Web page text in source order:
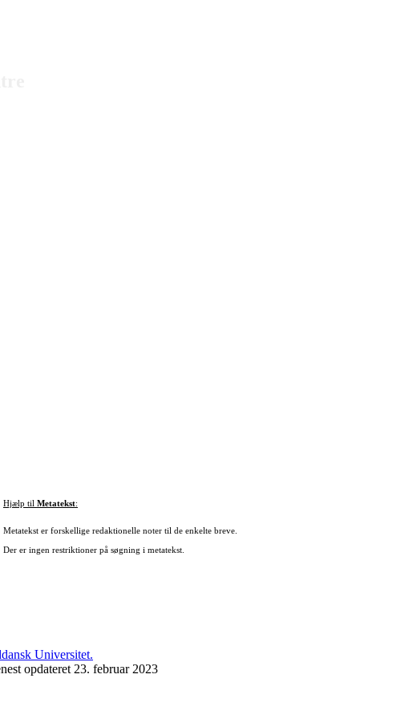
Hjælp til Metatekst:
Metatekst er forskellige redaktionelle noter til de enkelte breve.
Der er ingen restriktioner på søgning i metatekst.
opdateret 23. februar 2023